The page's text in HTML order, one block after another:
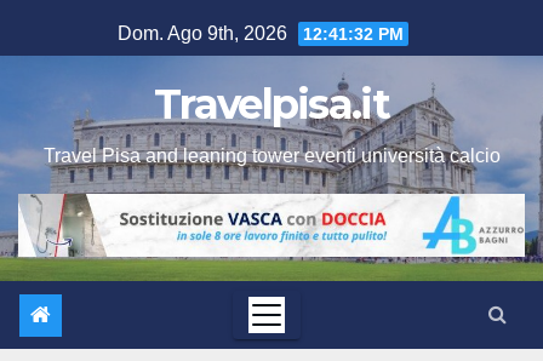
al
Dom. Ago 9th, 2026 12:41:32 PM
Travelpisa.it
Travel Pisa and leaning tower eventi università calcio